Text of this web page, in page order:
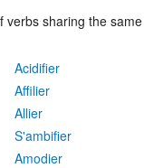
verbs sharing the
Acidifier
Affilier
Allier
S'ambifier
Amodier